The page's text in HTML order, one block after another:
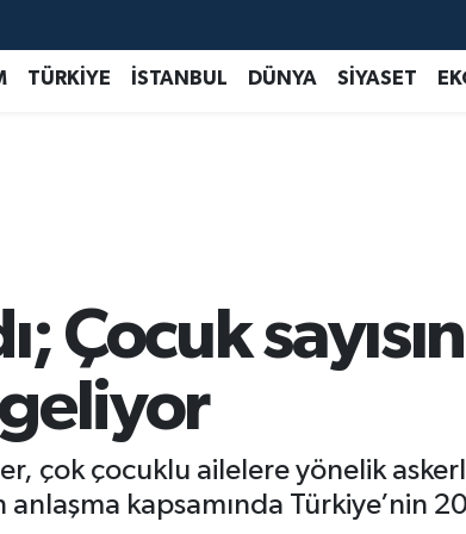
TÜRKİYE İSTANBUL DÜNYA SİYASET
Çocuk
çok çocuklu ailelere yönelik
anlaşma kapsamında Türkiye’nin